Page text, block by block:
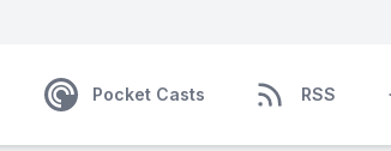
Pocket Casts RSS